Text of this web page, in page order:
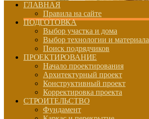
ГЛАВНАЯ
Правила на сайте
ПОДГОТОВКА
Выбор участка и дома
Выбор технологии и материала
Поиск подрядчиков
ПРОЕКТИРОВАНИЕ
Начало проектирования
Архитектурный проект
Конструктивный проект
Корректировка проекта
СТРОИТЕЛЬСТВО
Фундамент